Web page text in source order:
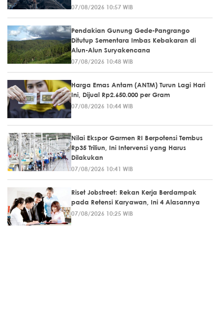
07/08/2026 10:57 WIB
Pendakian Gunung Gede-Pangrango
Ditutup Sementara Imbas Kebakaran di
Alun-Alun Suryakencana
07/08/2026 10:48 WIB
Harga Emas Antam (ANTM) Turun Lagi Hari
Ini, Dijual Rp2.650.000 per Gram
07/08/2026 10:44 WIB
Nilai Ekspor Garmen RI Berpotensi Tembus
Rp35 Triliun, Ini Intervensi yang Harus
Dilakukan
07/08/2026 10:41 WIB
Riset Jobstreet: Rekan Kerja Berdampak
pada Retensi Karyawan, Ini 4 Alasannya
07/08/2026 10:25 WIB